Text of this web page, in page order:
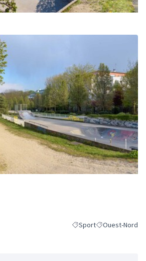
Filtrer les résultats de
SportFiltrer les
Ouest-Nord